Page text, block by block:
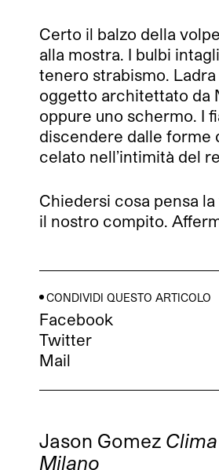
Certo il balzo della
alla mostra. I bulbi
tenero strabismo.
oggetto architettato da
oppure uno schermo. I
discendere dalle forme
celato nell’intimità del
Chiedersi cosa pensa
il nostro compito.
CONDIVIDI QUESTO ARTICOLO
Facebook
Twitter
Mail
Jason Gomez
Milano